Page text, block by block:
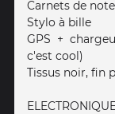
Carnets de
Stylo à bille
GPS +
c'est cool)
Tissus noir, fin